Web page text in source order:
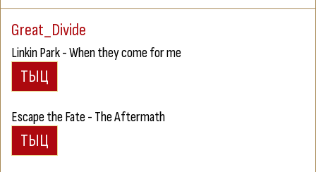
Great_Divide
Linkin Park - When they come for me
Escape the Fate - The Aftermath